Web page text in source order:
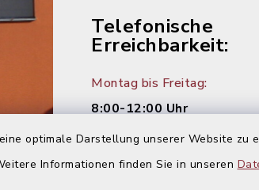
optimale Darstellung unserer Website zu
Informationen finden Sie in unseren
Telefonische
Erreichbarkeit:
Montag bis Freitag:
8:00-12:00 Uhr
Montag und Donnerstag:
14:00-16:00 Uhr